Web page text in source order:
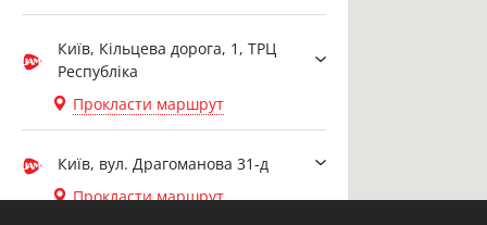
Київ, Кільцева дорога, 1, ТРЦ
Республіка
Прокласти маршрут
Київ, вул. Драгоманова 31-д
Прокласти маршрут